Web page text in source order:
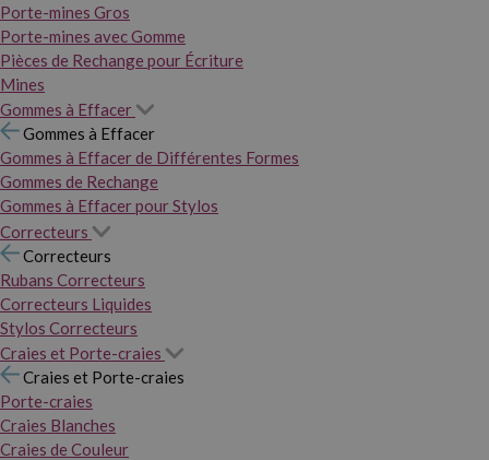
Porte-mines Gros
Porte-mines avec Gomme
Pièces de Rechange pour Écriture
Mines
Gommes à Effacer
Gommes à Effacer
Gommes à Effacer de Différentes Formes
Gommes de Rechange
Gommes à Effacer pour Stylos
Correcteurs
Correcteurs
Rubans Correcteurs
Correcteurs Liquides
Stylos Correcteurs
Craies et Porte-craies
Craies et Porte-craies
Porte-craies
Craies Blanches
Craies de Couleur